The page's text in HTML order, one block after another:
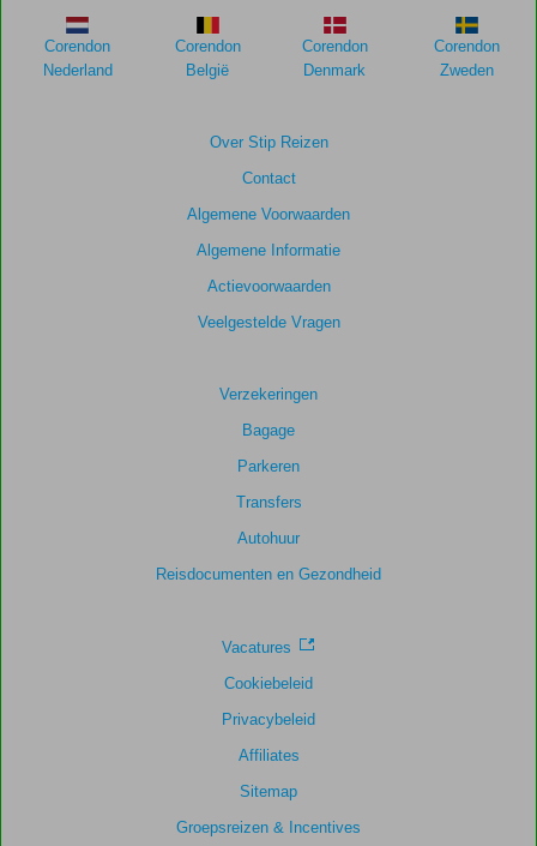
niet
meer
weergegeven
Kindvriendelijk
-
Over Stip Reizen
Contact
Algemene Voorwaarden
Algemene Informatie
Actievoorwaarden
Veelgestelde Vragen
Verzekeringen
Bagage
Parkeren
Transfers
Autohuur
Reisdocumenten en Gezondheid
Vacatures
Cookiebeleid
Privacybeleid
Affiliates
Sitemap
Groepsreizen & Incentives
Corendon
Nederland
Corendon
België
Corendon
Denmark
Corendon
Zweden